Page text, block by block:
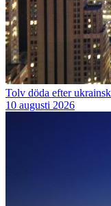
Tolv döda efter
10 augusti 2026